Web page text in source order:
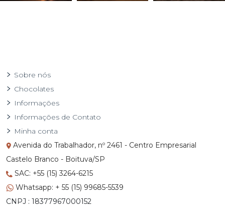
Sobre nós
Chocolates
Informações
Informações de Contato
Minha conta
Avenida do Trabalhador, nº 2461 - Centro Empresarial
Castelo Branco - Boituva/SP
SAC: +55 (15) 3264-6215
Whatsapp: + 55 (15) 99685-5539
CNPJ : 18377967000152